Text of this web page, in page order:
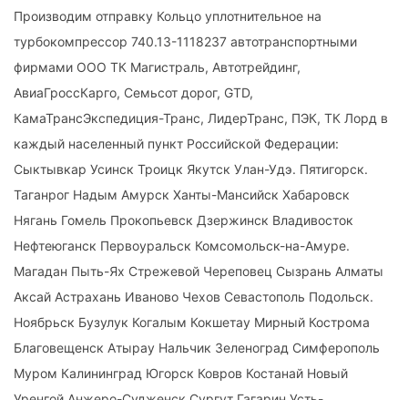
Производим отправку Кольцо уплотнительное на
турбокомпрессор 740.13-1118237 автотранспортными
фирмами ООО ТК Магистраль, Автотрейдинг,
АвиаГроссКарго, Семьсот дорог, GTD,
КамаТрансЭкспедиция-Транс, ЛидерТранс, ПЭК, ТК Лорд в
каждый населенный пункт Российской Федерации:
Сыктывкар Усинск Троицк Якутск Улан-Удэ. Пятигорск.
Таганрог Надым Амурск Ханты-Мансийск Хабаровск
Нягань Гомель Прокопьевск Дзержинск Владивосток
Нефтеюганск Первоуральск Комсомольск-на-Амуре.
Магадан Пыть-Ях Стрежевой Череповец Сызрань Алматы
Аксай Астрахань Иваново Чехов Севастополь Подольск.
Ноябрьск Бузулук Когалым Кокшетау Мирный Кострома
Благовещенск Атырау Нальчик Зеленоград Симферополь
Муром Калининград Югорск Ковров Костанай Новый